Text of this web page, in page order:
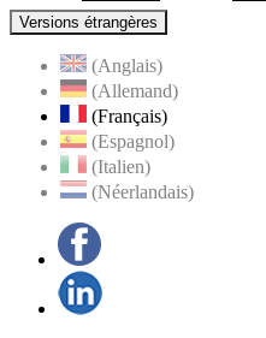
Versions étrangères
(Anglais)
(Allemand)
(Français)
(Espagnol)
(Italien)
(Néerlandais)